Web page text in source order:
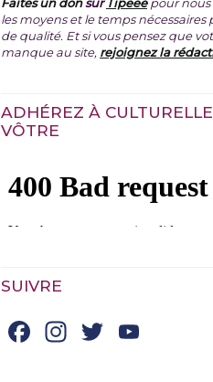
Faites un donsurTipeeepour nous
les moyens et le temps nécessaires
de qualité. Et si vous pensez que
manque au site, rejoignez la
ADHÉREZ À
VÔTRE
SUIVRE
Facebook
Instagram
Twitter